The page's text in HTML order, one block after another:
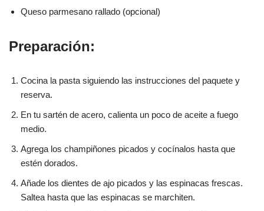
Queso parmesano rallado (opcional)
Preparación:
Cocina la pasta siguiendo las instrucciones del paquete y
reserva.
En tu sartén de acero, calienta un poco de aceite a fuego
medio.
Agrega los champiñones picados y cocínalos hasta que
estén dorados.
Añade los dientes de ajo picados y las espinacas frescas.
Saltea hasta que las espinacas se marchiten.